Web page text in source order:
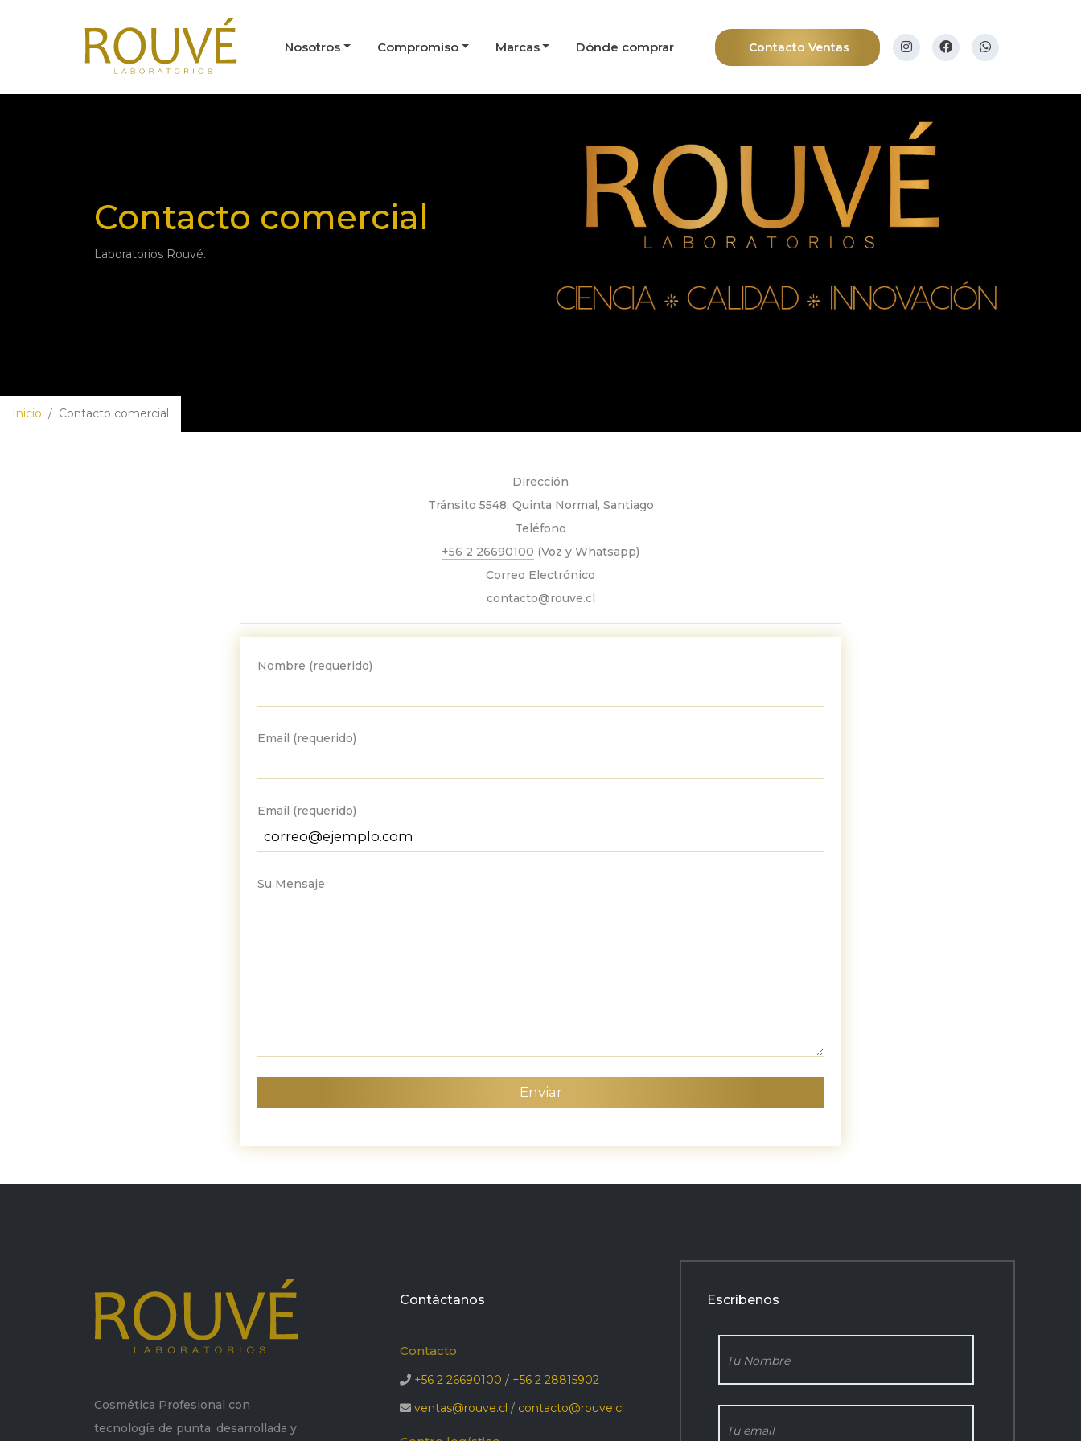
Nosotros Compromiso Marcas Dónde comprar Contacto Ventas
Inicio / Contacto comercial
Contacto comercial
Laboratorios Rouvé.
Dirección
Tránsito 5548, Quinta Normal, Santiago
Teléfono
+56 2 26690100 (Voz y Whatsapp)
Correo Electrónico
contacto@rouve.cl
Nombre (requerido)
Email (requerido)
Email (requerido)
Su Mensaje
Cosmética Profesional con
tecnología de punta, desarrollada y
Contáctanos
Contacto
+56 2 26690100 / +56 2 28815902
ventas@rouve.cl / contacto@rouve.cl
Escríbenos